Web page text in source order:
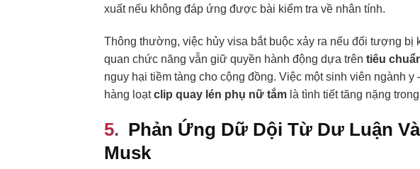
xuất nếu không đáp ứng được bài kiểm tra về nhân tính.
Thông thường, việc hủy visa bắt buộc xảy ra nếu đối tượng bị
quan chức năng vẫn giữ quyền hành động dựa trên tiêu
nguy hại tiềm tàng cho cộng đồng. Việc một sinh viên ngành
hàng loạtclip quay lén phụ nữ tắm là tình tiết tăng nặng
Phản Ứng Dữ Dội Từ Dư Luận
Musk